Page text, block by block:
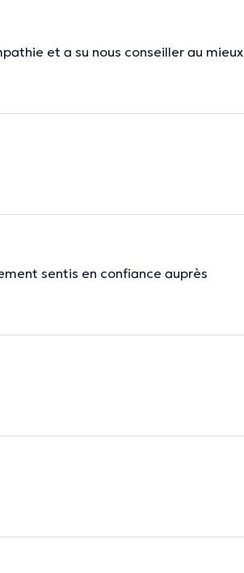
et a su nous conseiller au mieux
sentis en confiance auprès